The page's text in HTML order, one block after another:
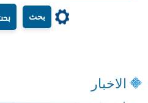
بحث
الاخبار